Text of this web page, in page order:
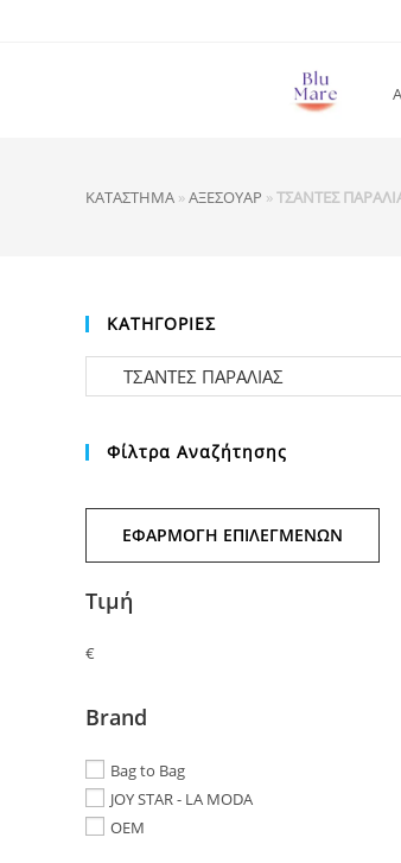
ΚΑΤΑΣΤΗΜΑ »ΑΞΕΣΟΥΑΡ »ΤΣΑΝΤΕΣ
ΚΑΤΗΓΟΡΙΕΣ
Φίλτρα Αναζήτησης
ΕΦΑΡΜΟΓΉ ΕΠΙΛΕΓΜΈΝΩΝ
Τιμή
€
Brand
Bag to Bag
JOY STAR - LA MODA
OEM